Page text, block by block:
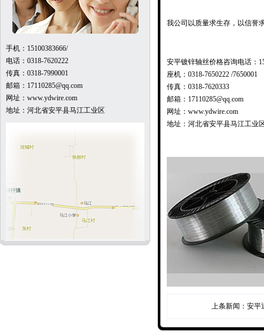
手机：15100383666/
电话：0318-7620222
传真：0318-7990001
邮箱：17110285@qq.com
网址：www.ydwire.com
地址：河北省安平县马江工业区
我公司以质量求生存，以信誉
安平镀锌轴丝价格咨询电话：
座机：0318-7650222 /7650001
传真：0318-7620333
邮箱：17110285@qq.com
网址：www.ydwire.com
地址：河北省安平县马江工业
上条新闻： 安平